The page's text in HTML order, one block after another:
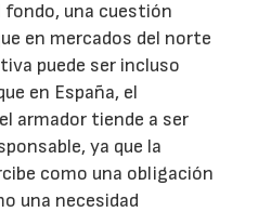
fondo, una cuestión
en mercados del norte
puede ser incluso
en España, el
armador tiende a ser
ya que la
como una obligación
una necesidad